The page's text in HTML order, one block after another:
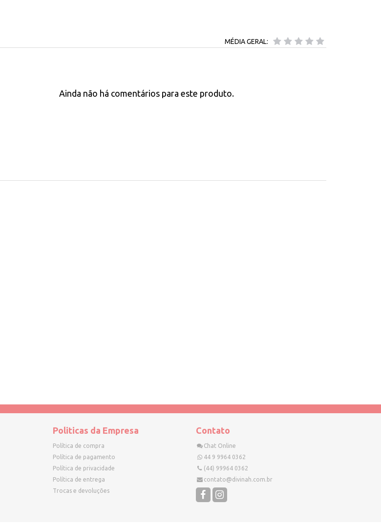
MÉDIA GERAL:
Ainda não há comentários para este produto.
Politicas da Empresa
Política de compra
Política de pagamento
Política de privacidade
Política de entrega
Trocas e devoluções
Contato
Chat Online
44 9 9964 0362
(44) 99964 0362
contato@divinah.com.br